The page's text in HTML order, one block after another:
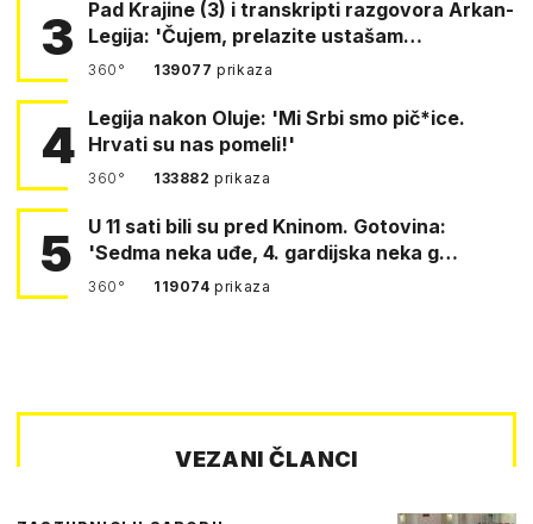
3
Pad Krajine (3) i transkripti razgovora Arkan-
Legija: 'Čujem, prelazite ustašam…
360° 139077prikaza
4 Legija nakon Oluje: 'Mi Srbi smo pič*ice.
Hrvati su nas pomeli!'
360° 133882prikaza
5
U 11 sati bili su pred Kninom. Gotovina:
'Sedma neka uđe, 4. gardijska neka g…
360° 119074prikaza
VEZANI ČLANCI